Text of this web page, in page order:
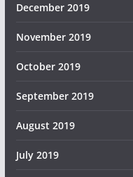
December 2019
November 2019
October 2019
September 2019
August 2019
July 2019